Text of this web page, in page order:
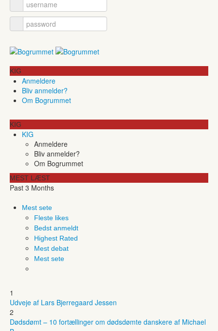
KIG
Anmeldere
Bliv anmelder?
Om Bogrummet
KIG
KIG
Anmeldere
Bliv anmelder?
Om Bogrummet
MEST LÆST
Past 3 Months
Mest sete
Fleste likes
Bedst anmeldt
Highest Rated
Mest debat
Mest sete
1
Udveje af Lars Bjerregaard Jessen
2
Dødsdømt – 10 fortællinger om dødsdømte danskere af Michael